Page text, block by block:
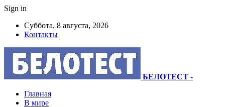
Sign in
Суббота, 8 августа, 2026
Контакты
БЕЛОТЕСТ -
Главная
В мире